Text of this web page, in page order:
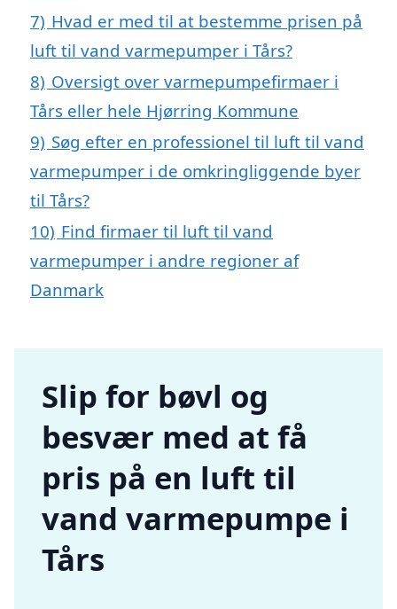
7) Hvad er med til at bestemme prisen på
luft til vand varmepumper i Tårs?
8) Oversigt over varmepumpefirmaer i
Tårs eller hele Hjørring Kommune
9) Søg efter en professionel til luft til vand
varmepumper i de omkringliggende byer
til Tårs?
10) Find firmaer til luft til vand
varmepumper i andre regioner af
Danmark
Slip for bøvl og
besvær med at få
pris på en luft til
vand varmepumpe i
Tårs